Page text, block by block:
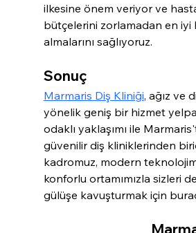
ilkesine önem veriyor ve
bütçelerini zorlamadan en iyi
almalarını sağlıyoruz.
Sonuç
Marmaris Diş Kliniği, ağız ve
yönelik geniş bir hizmet
odaklı yaklaşımı ile
güvenilir diş kliniklerinden
kadromuz, modern
konforlu ortamımızla sizleri
gülüşe kavuşturmak için